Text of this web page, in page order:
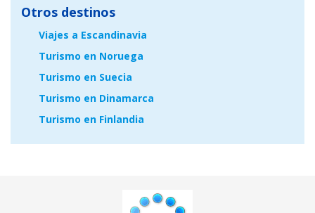
Otros destinos
Viajes a Escandinavia
Turismo en Noruega
Turismo en Suecia
Turismo en Dinamarca
Turismo en Finlandia